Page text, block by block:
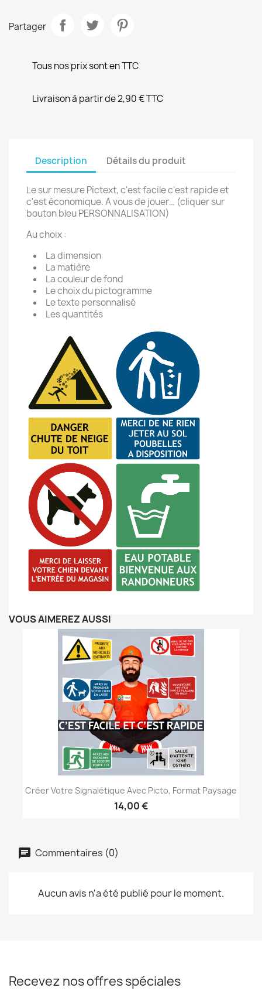
Partager
Tous nos prix sont en TTC
Livraison à partir de 2,90 € TTC
Description Détails du produit
Le sur mesure Pictext, c'est facile c'est rapide et
c'est économique. A vous de jouer… (cliquer sur
bouton bleu PERSONNALISATION)
Au choix :
La dimension
La matière
La couleur de fond
Le choix du pictogramme
Le texte personnalisé
Les quantités
VOUS AIMEREZ AUSSI
Créer Votre Signalétique Avec Picto, Format Paysage
14,00 €
Commentaires (0)
Aucun avis n'a été publié pour le moment.
Recevez nos offres spéciales